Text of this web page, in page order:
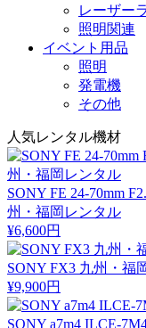
レーザー
照明関連
イベント用品
照明
発電機
その他
人気レンタル機材
SONY FE 24-70mm
州・福岡レンタル
¥6,600円
SONY FX3 九州・福
¥9,900円
SONY a7m4 ILCE-